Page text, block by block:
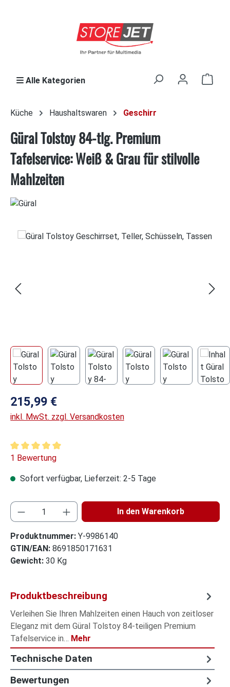
Alle Kategorien
Küche Haushaltswaren Geschirr
Güral Tolstoy 84-tlg. Premium
Tafelservice: Weiß & Grau für stilvolle
Mahlzeiten
Bildergalerie überspringen
Regulärer Preis:
215,99 €
inkl. MwSt. zzgl. Versandkosten
Durchschnittliche Bewertung von 5 von 5 Sternen
1 Bewertung
Sofort verfügbar, Lieferzeit: 2-5 Tage
Produkt Anzahl: Gib den
In den Warenkorb
Produktnummer: Y-9986140
GTIN/EAN: 8691850171631
Gewicht: 30 Kg
Produktbeschreibung
Verleihen Sie Ihren Mahlzeiten einen Hauch von zeitloser
Eleganz mit dem Güral Tolstoy 84-teiligen Premium
Tafelservice in… Mehr
Technische Daten
Bewertungen